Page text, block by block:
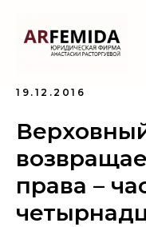
19.12.2016
права –